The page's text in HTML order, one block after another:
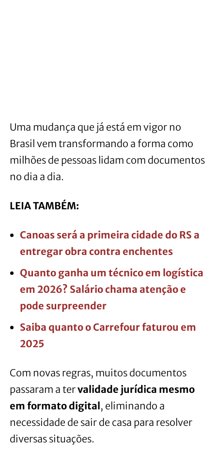
Uma mudança que já está em vigor no
Brasil vem transformando a forma como
milhões de pessoas lidam com documentos
no dia a dia.
LEIA TAMBÉM:
Canoas será a primeira cidade do RS a
entregar obra contra enchentes
Quanto ganha um técnico em logística
em 2026? Salário chama atenção e
pode surpreender
Saiba quanto o Carrefour faturou em
2025
Com novas regras, muitos documentos
passaram a tervalidade jurídica mesmo
em formato digital , eliminando a
necessidade de sair de casa para resolver
diversas situações.